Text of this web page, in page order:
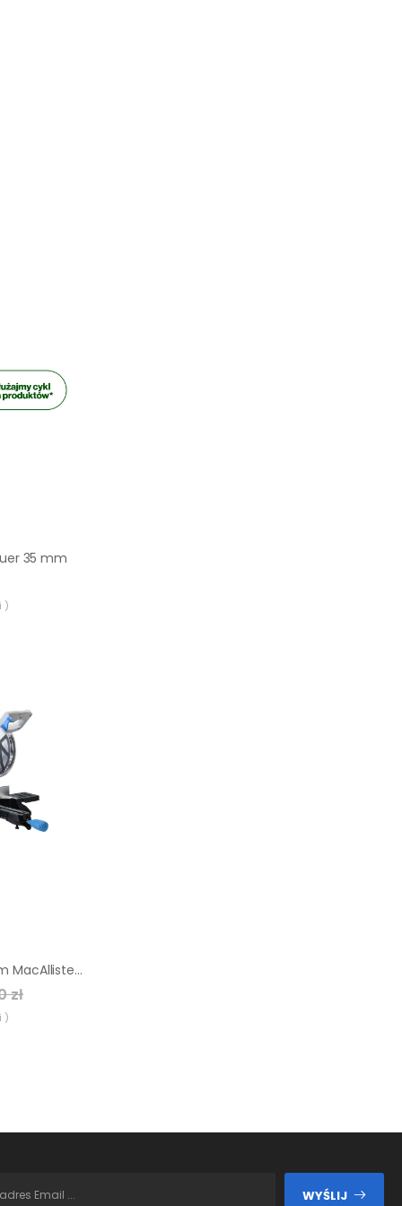
35 mm
)
Ukośnica z posuwem MacAllister 210 mm
zł
)
WYŚLIJ